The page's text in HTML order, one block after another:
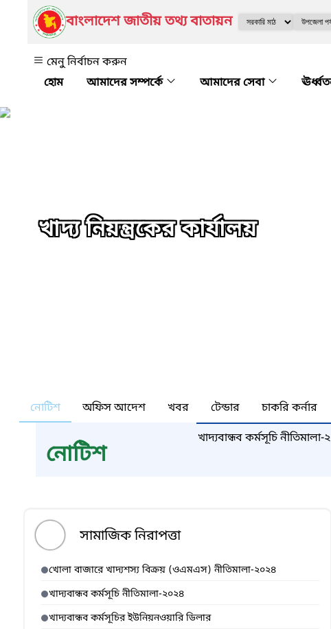
বাংলাদেশ জাতীয় তথ্য বাতায়ন
মেনু নির্বাচন করুন
আমাদের সম্পর্কে
আমাদের সেবা
খাদ্য নিয়ন্ত্রকের কার্যালয়
নোটিশ অফিস আদেশ খবর টেন্ডার চাকরি কর্নার
নোটিশ
খাদ্যবান্ধব কর্মসূচি নীতিমালা-
সামাজিক নিরাপত্তা
খোলা বাজারে খাদ্যশস্য বিক্রয় (ওএমএস) নীতিমালা-২০২৪
খাদ্যবান্ধব কর্মসূচি নীতিমালা-২০২৪
খাদ্যবান্ধব কর্মসূচির ইউনিয়নওয়ারি ডিলার